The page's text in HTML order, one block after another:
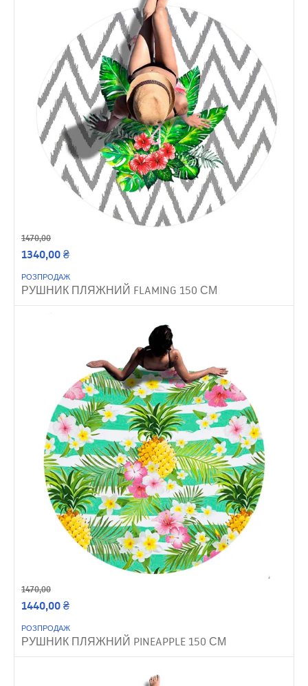
1470,00
1340,00₴
РОЗПРОДАЖ
РУШНИК ПЛЯЖНИЙ FLAMING 150 СМ
1470,00
1440,00₴
РОЗПРОДАЖ
РУШНИК ПЛЯЖНИЙ PINEAPPLE 150 СМ